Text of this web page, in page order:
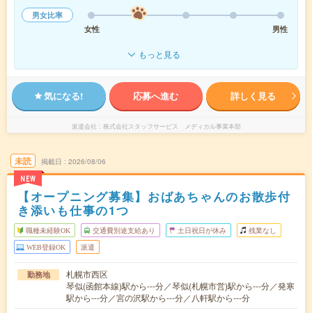
男女比率
女性
男性
もっと見る
気になる! 応募へ進む 詳しく見る
派遣会社 株式会社スタッフサービス メディカル事業本部
未読
NEW
掲載日 2026/08/06
【オープニング募集】おばあちゃんのお散歩付
き添いも仕事の1つ
職種未経験OK 交通費別途支給あり 土日祝日が休み 残業なし
WEB登録OK 派遣
勤務地
札幌市西区
琴似(函館本線)駅から---分／琴似(札幌市営)駅から---分／発寒
駅から---分／宮の沢駅から---分／八軒駅から---分